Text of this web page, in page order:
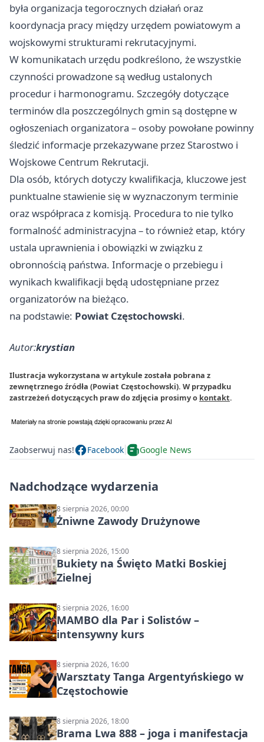
była organizacja tegorocznych działań oraz
koordynacja pracy między urzędem powiatowym a
wojskowymi strukturami rekrutacyjnymi.
W komunikatach urzędu podkreślono, że wszystkie
czynności prowadzone są według ustalonych
procedur i harmonogramu. Szczegóły dotyczące
terminów dla poszczególnych gmin są dostępne w
ogłoszeniach organizatora – osoby powołane powinny
śledzić informacje przekazywane przez Starostwo i
Wojskowe Centrum Rekrutacji.
Dla osób, których dotyczy kwalifikacja, kluczowe jest
punktualne stawienie się w wyznaczonym terminie
oraz współpraca z komisją. Procedura to nie tylko
formalność administracyjna – to również etap, który
ustala uprawnienia i obowiązki w związku z
obronnością państwa. Informacje o przebiegu i
wynikach kwalifikacji będą udostępniane przez
organizatorów na bieżąco.
na podstawie: Powiat Częstochowski.
Autor:krystian
Ilustracja wykorzystana w artykule została pobrana z
zewnętrznego źródła (Powiat Częstochowski). W przypadku
zastrzeżeń dotyczących praw do zdjęcia prosimy o kontakt.
Zaobserwuj nas! Facebook Google News
Nadchodzące wydarzenia
8 sierpnia 2026, 00:00
Żniwne Zawody Drużynowe
8 sierpnia 2026, 15:00
Bukiety na Święto Matki Boskiej
Zielnej
8 sierpnia 2026, 16:00
MAMBO dla Par i Solistów –
intensywny kurs
8 sierpnia 2026, 16:00
Warsztaty Tanga Argentyńskiego w
Częstochowie
8 sierpnia 2026, 18:00
Brama Lwa 888 – joga i manifestacja